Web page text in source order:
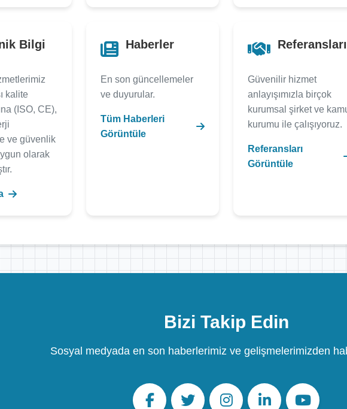
Bilgi
kalite
(ISO, CE),
ve güvenlik
olarak
Haberler
En son güncellemeler
ve duyurular.
Tüm Haberleri
Görüntüle
Güvenilir hizmet
anlayışımızla birçok
kurumsal şirket ve
kurumu ile çalışıyoruz.
Referansları
Görüntüle
Bizi Takip Edin
Sosyal medyada en son haberlerimiz ve gelişmelerimizden